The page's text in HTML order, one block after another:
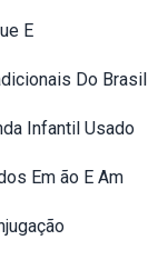
E
Do Brasil
Infantil Usado
Em ão E Am